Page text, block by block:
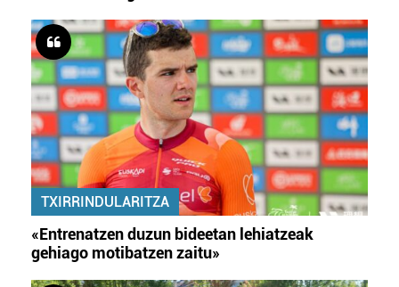
TXIRRINDULARITZA
«Entrenatzen duzun bideetan lehiatzeak
gehiago motibatzen zaitu»